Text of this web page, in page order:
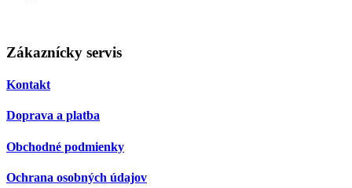
Zákaznícky servis
Kontakt
Doprava a platba
Obchodné podmienky
Ochrana osobných údajov